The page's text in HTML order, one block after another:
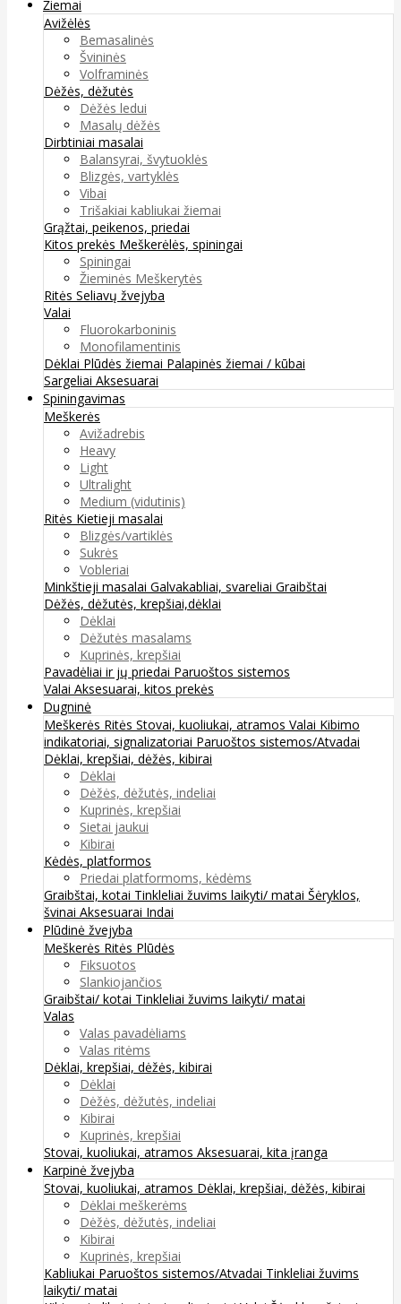
Žiemai
Avižėlės
Bemasalinės
Švininės
Volframinės
Dėžės, dėžutės
Dėžės ledui
Masalų dėžės
Dirbtiniai masalai
Balansyrai, švytuoklės
Blizgės, vartyklės
Vibai
Trišakiai kabliukai žiemai
Grąžtai, peikenos, priedai
Kitos prekės Meškerėlės, spiningai
Spiningai
Žieminės Meškerytės
Ritės Seliavų žvejyba
Valai
Fluorokarboninis
Monofilamentinis
Dėklai Plūdės žiemai Palapinės žiemai / kūbai
Sargeliai Aksesuarai
Spiningavimas
Meškerės
Avižadrebis
Heavy
Light
Ultralight
Medium (vidutinis)
Ritės Kietieji masalai
Blizgės/vartiklės
Sukrės
Vobleriai
Minkštieji masalai Galvakabliai, svareliai Graibštai
Dėžės, dėžutės, krepšiai,dėklai
Dėklai
Dėžutės masalams
Kuprinės, krepšiai
Pavadėliai ir jų priedai Paruoštos sistemos
Valai Aksesuarai, kitos prekės
Dugninė
Meškerės Ritės Stovai, kuoliukai, atramos Valai Kibimo
indikatoriai, signalizatoriai Paruoštos sistemos/Atvadai
Dėklai, krepšiai, dėžės, kibirai
Dėklai
Dėžės, dėžutės, indeliai
Kuprinės, krepšiai
Sietai jaukui
Kibirai
Kėdės, platformos
Priedai platformoms, kėdėms
Graibštai, kotai Tinkleliai žuvims laikyti/ matai Šėryklos,
švinai Aksesuarai Indai
Plūdinė žvejyba
Meškerės Ritės Plūdės
Fiksuotos
Slankiojančios
Graibštai/ kotai Tinkleliai žuvims laikyti/ matai
Valas
Valas pavadėliams
Valas ritėms
Dėklai, krepšiai, dėžės, kibirai
Dėklai
Dėžės, dėžutės, indeliai
Kibirai
Kuprinės, krepšiai
Stovai, kuoliukai, atramos Aksesuarai, kita įranga
Karpinė žvejyba
Stovai, kuoliukai, atramos Dėklai, krepšiai, dėžės, kibirai
Dėklai meškerėms
Dėžės, dėžutės, indeliai
Kibirai
Kuprinės, krepšiai
Kabliukai Paruoštos sistemos/Atvadai Tinkleliai žuvims
laikyti/ matai